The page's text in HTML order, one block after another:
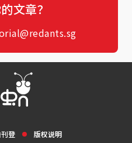
文章？
登 版权说明